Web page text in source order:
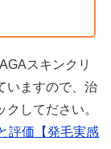
スキンクリ
いますので、治
してださい。
評価【発毛実感